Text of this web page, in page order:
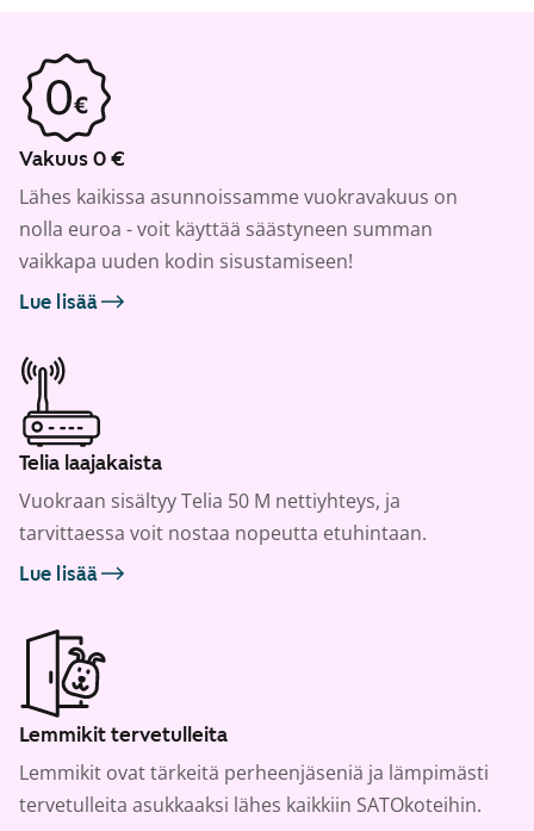
Vakuus 0 €
Lähes kaikissa asunnoissamme vuokravakuus on
nolla euroa - voit käyttää säästyneen summan
vaikkapa uuden kodin sisustamiseen!
Lue lisää
Telia laajakaista
Vuokraan sisältyy Telia 50 M nettiyhteys, ja
tarvittaessa voit nostaa nopeutta etuhintaan.
Lue lisää
Lemmikit tervetulleita
Lemmikit ovat tärkeitä perheenjäseniä ja lämpimästi
tervetulleita asukkaaksi lähes kaikkiin SATOkoteihin.